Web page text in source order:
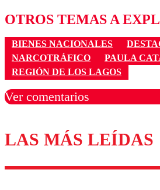
OTROS TEMAS A
BIENES NACIONALES
NARCOTRÁFICO
PAULA
REGIÓN DE LOS LAGOS
Ver comentarios
Los comentarios son moderados
diálogo
Nombre
LAS MÁS LEÍDAS